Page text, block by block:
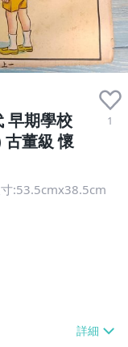
早期學校
古董級 懷
1
:53.5cmx38.5cm